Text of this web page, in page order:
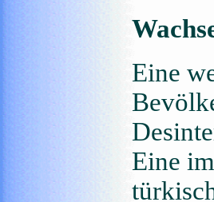
Eine
Eine